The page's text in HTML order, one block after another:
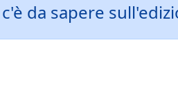
da sapere